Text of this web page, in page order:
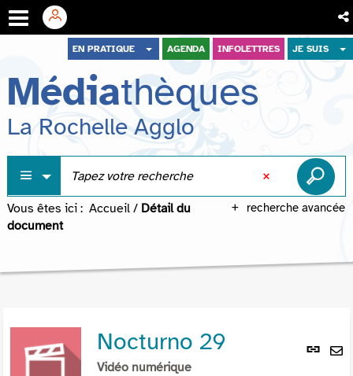
menu
contenu
recherche
EN PRATIQUE AGENDA INFOLETTRES JE SUIS
Médiathèques
La Rochelle Agglo
recherche avancée
Vous êtes ici : Accueil / Détail du
document
Lien
Nocturno 29
Vidéo numérique